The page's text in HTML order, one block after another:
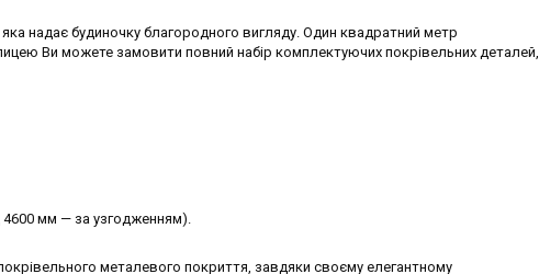
надає будиночку благородного вигляду. Один квадратний метр
Ви можете замовити повний набір комплектуючих покрівельних деталей,
мм — за узгодженням).
металевого покриття, завдяки своєму елегантному